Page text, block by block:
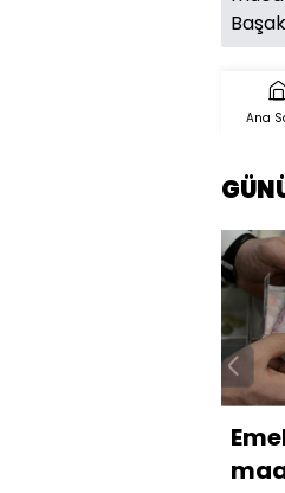
Ana